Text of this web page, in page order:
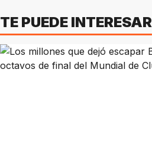
TE PUEDE INTERESAR